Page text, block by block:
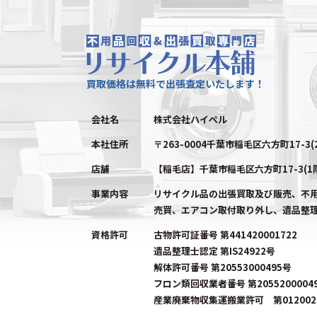
買取価格は無料で出張査定いたします！
会社名
株式会社ハイペル
本社住所
〒263-0004千葉市稲毛区六方町17-
店舗
【稲毛店】千葉市稲毛区六方町17-3(1
事業内容
リサイクル品の出張買取及び販売、不
売買、エアコン取付取り外し、遺品整
資格許可
古物許可証番号 第441420001722
遺品整理士認定 第IS24922号
解体許可番号 第20553000495号
フロン類回収業者番号 第
産業廃棄物収集運搬業許可 第